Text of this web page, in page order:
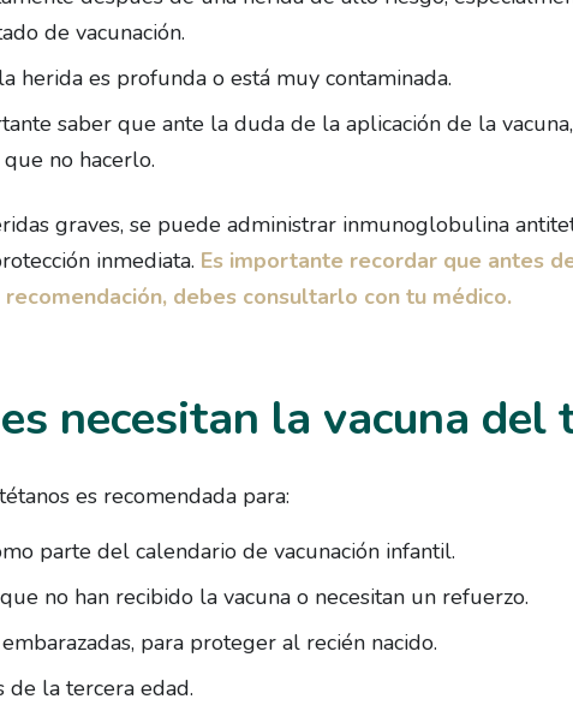
de vacunación.
herida es profunda o está muy contaminada.
saber que ante la duda de la aplicación de la
no hacerlo.
graves, se puede administrar inmunoglobulina
inmediata. Es importante recordar que antes
debes consultarlo con tu médico.
necesitan la vacuna del
es recomendada para:
parte del calendario de vacunación infantil.
no han recibido la vacuna o necesitan un refuerzo.
para proteger al recién nacido.
de la tercera edad.